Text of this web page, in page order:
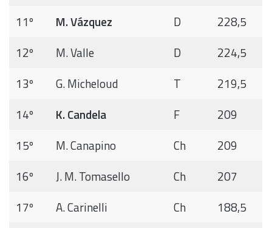
11º
M. Vázquez D
228,5
12º
M. Valle D
224,5
13º
G. Micheloud T
219,5
14º
K. Candela F
209
15º
M. Canapino Ch
209
16º
J. M. Tomasello Ch
207
17º
A. Carinelli Ch
188,5